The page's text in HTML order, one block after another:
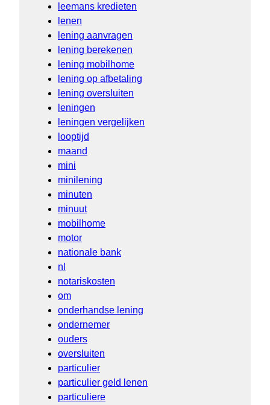
leemans kredieten
lenen
lening aanvragen
lening berekenen
lening mobilhome
lening op afbetaling
lening oversluiten
leningen
leningen vergelijken
looptijd
maand
mini
minilening
minuten
minuut
mobilhome
motor
nationale bank
nl
notariskosten
om
onderhandse lening
ondernemer
ouders
oversluiten
particulier
particulier geld lenen
particuliere